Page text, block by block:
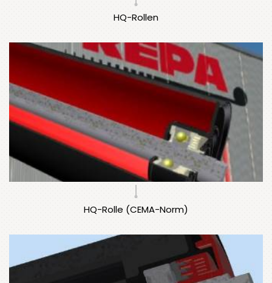
HQ-Rollen
HQ-Rolle (CEMA-Norm)